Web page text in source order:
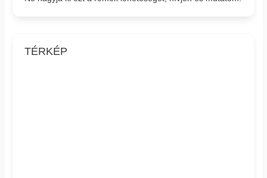
TÉRKÉP